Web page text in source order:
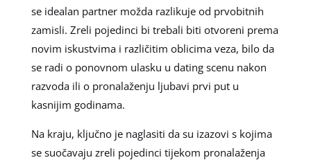
se idealan partner možda razlikuje od prvobitnih
zamisli. Zreli pojedinci bi trebali biti otvoreni prema
novim iskustvima i različitim oblicima veza, bilo da
se radi o ponovnom ulasku u dating scenu nakon
razvoda ili o pronalaženju ljubavi prvi put u
kasnijim godinama.
Na kraju, ključno je naglasiti da su izazovi s kojima
se suočavaju zreli pojedinci tijekom pronalaženja